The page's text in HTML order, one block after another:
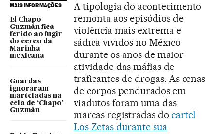
MAIS INFORMAÇÕES
El Chapo
Guzmán fica
ferido ao fugir
do cerco da
Marinha
mexicana
Guardas
ignoraram
marteladas na
cela de ‘Chapo’
Guzmán
A tipologia do acontecimento
remonta aos episódios de
violência mais extrema e
sádica vividos no México
durante os anos de maior
atividade das máfias de
traficantes de drogas. As cenas
de corpos pendurados em
viadutos foram uma das
marcas registradas do cartel
Los Zetas durante sua